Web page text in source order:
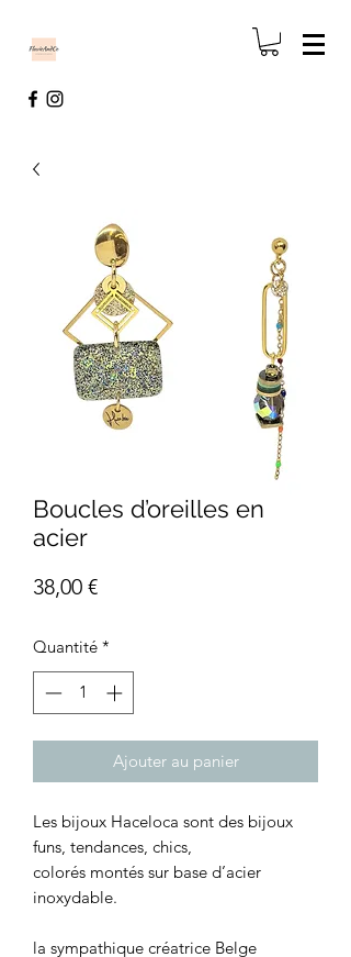
Boucles d’oreilles en
acier
38,00 €Prix
Quantité *
Ajouter au panier
Les bijoux Haceloca sont des bijoux
funs, tendances, chics,
colorés montés sur base d’acier
inoxydable.
la sympathique créatrice Belge